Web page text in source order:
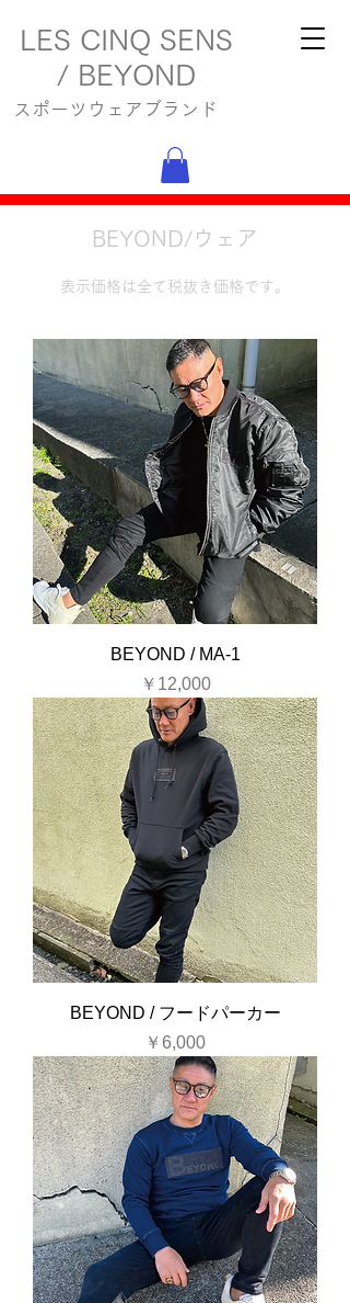
LES CINQ SENS
/ BEYOND
スポーツウェアブランド
BEYOND/ウェア
表示価格は全て税抜き価格です。
BEYOND / MA-1
価格
￥12,000
BEYOND / フードパーカー
価格
￥6,000